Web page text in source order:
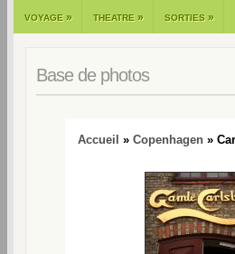
VOYAGE » THEATRE » SORTIES »
Base de photos
Accueil » Copenhagen »